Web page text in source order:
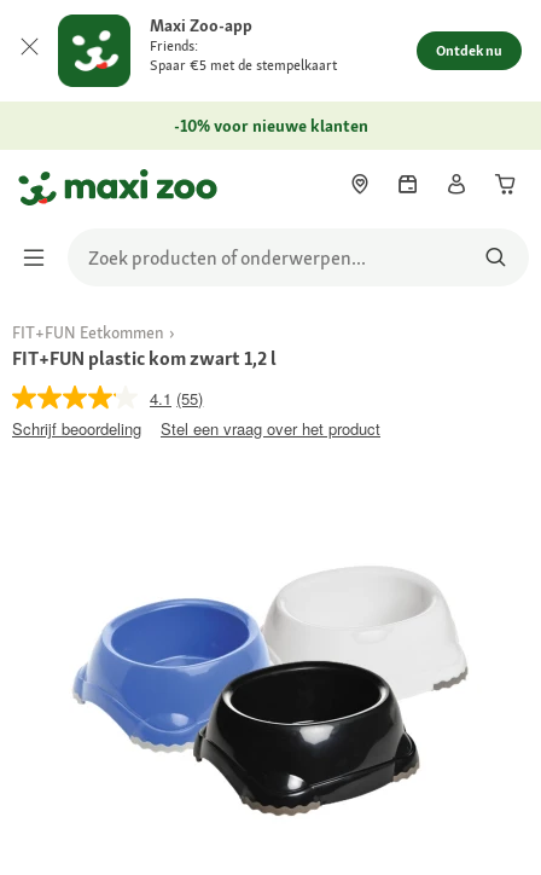
Maxi Zoo-app
Friends:
Spaar €5 met de stempelkaart
Ontdek nu
-10% voor nieuwe klanten
FIT+FUN Eetkommen
FIT+FUN plastic kom zwart 1,2 l
4.1 (55)
Schrijf beoordeling
Stel een vraag over het product